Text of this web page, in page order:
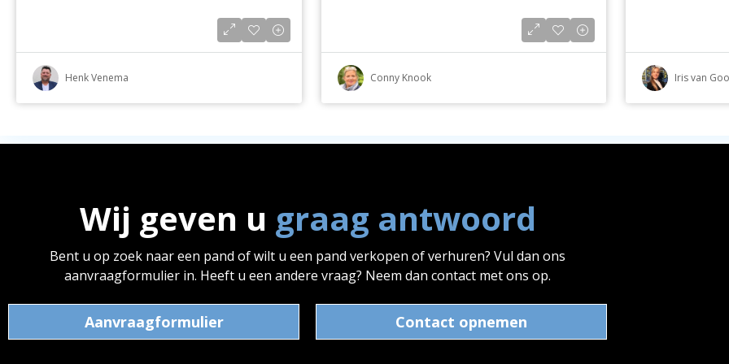
Henk Venema Conny Knook Iris van
Wij geven u graag antwoord
Bent u op zoek naar een pand of wilt u een pand verkopen of verhuren? Vul dan ons
aanvraagformulier in. Heeft u een andere vraag? Neem dan contact met ons op.
Aanvraagformulier Contact opnemen